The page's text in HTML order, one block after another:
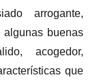
arrogante,
algunas buenas
acogedor,
que